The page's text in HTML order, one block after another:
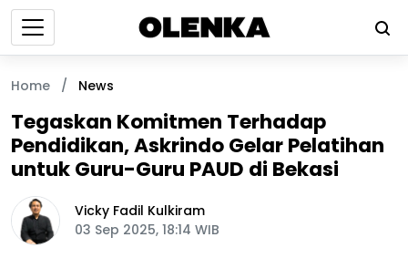
Home / News
Tegaskan Komitmen Terhadap
Pendidikan, Askrindo Gelar Pelatihan
untuk Guru-Guru PAUD di Bekasi
Vicky Fadil Kulkiram
03 Sep 2025, 18:14 WIB